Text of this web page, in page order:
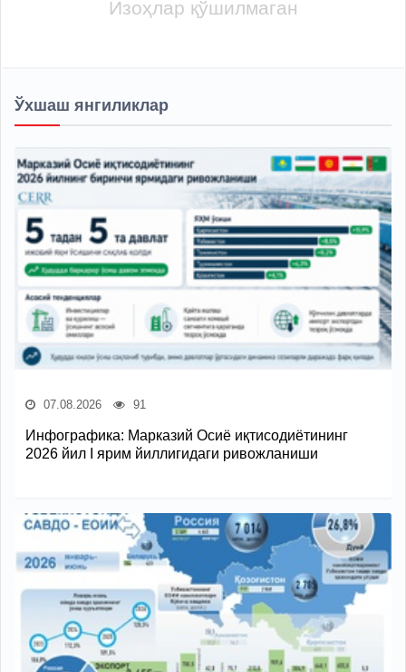
Изоҳлар қўшилмаган
Ўхшаш янгиликлар
07.08.2026 91
Инфографика: Марказий Осиё иқтисодиётининг
2026 йил I ярим йиллигидаги ривожланиши